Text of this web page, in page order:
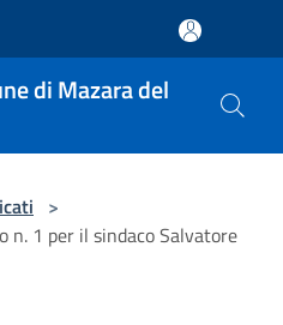
di Mazara del
>
n. 1 per il sindaco Salvatore